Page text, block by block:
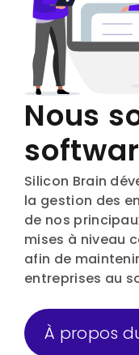
Nous
Silicon Brain
la gestion des
de nos
mises à niveau
afin de
entreprises au
À propos